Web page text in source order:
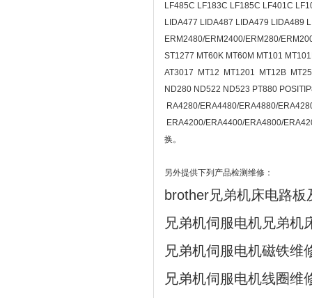
LF485C LF183C LF185C LF401C
LIDA477 LIDA487 LIDA479 LIDA489
ERM2480/ERM2400/ERM280/
ST1277 MT60K MT60M MT101
AT3017 MT12 MT1201 MT12B
ND280 ND522 ND523 PT880
RA4280/ERA4480/ERA4880/
ERA4200/ERA4400/ERA4800/
换。
另外提供下列产品检测维修：
brother兄弟机床电路板
兄弟机伺服电机兄弟机
兄弟机伺服电机磁铁维
兄弟机伺服电机线圈维